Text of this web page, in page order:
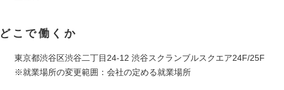
どこで働くか
東京都渋谷区渋谷二丁目24-12 渋谷スクランブルスクエア24F/25F
※就業場所の変更範囲：会社の定める就業場所